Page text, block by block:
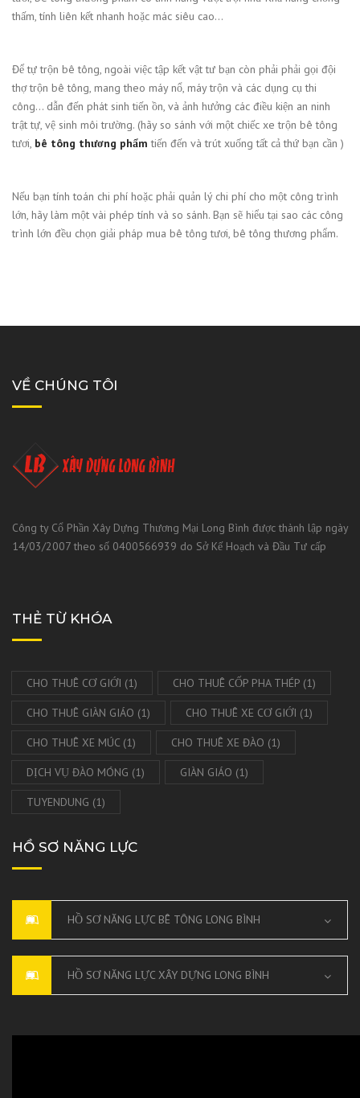
thấm, tính liên kết nhanh hoặc mác siêu cao…
Để tự trộn bê tông, ngoài việc tập kết vật tư bạn còn phải phải gọi đội
thợ trộn bê tông, mang theo máy nổ, máy trộn và các dụng cụ thi
công… dẫn đến phát sinh tiến ồn, và ảnh hưởng các điều kiện an ninh
trật tự, vệ sinh môi trường. (hãy so sánh với một chiếc xe trộn bê tông
tươi, bê tông thương phẩm tiến đến và trút xuống tất cả thứ bạn cần )
Nếu bạn tính toán chi phí hoặc phải quản lý chi phí cho một công trình
lớn, hãy làm một vài phép tính và so sánh. Bạn sẽ hiểu tại sao các công
trình lớn đều chọn giải pháp mua bê tông tươi, bê tông thương phẩm.
VỀ CHÚNG TÔI
Công ty Cổ Phần Xây Dựng Thương Mại Long Bình được thành lập ngày
14/03/2007 theo số 0400566939 do Sở Kế Hoạch và Đầu Tư cấp
THẺ TỪ KHÓA
CHO THUÊ CƠ GIỚI (1) CHO THUÊ CỐP PHA THÉP (1)
CHO THUÊ GIÀN GIÁO (1) CHO THUÊ XE CƠ GIỚI (1)
CHO THUÊ XE MÚC (1) CHO THUÊ XE ĐÀO (1)
DỊCH VỤ ĐÀO MÓNG (1) GIÀN GIÁO (1)
TUYENDUNG (1)
HỒ SƠ NĂNG LỰC
HỒ SƠ NĂNG LỰC BÊ TÔNG LONG BÌNH
HỒ SƠ NĂNG LỰC XÂY DỰNG LONG BÌNH